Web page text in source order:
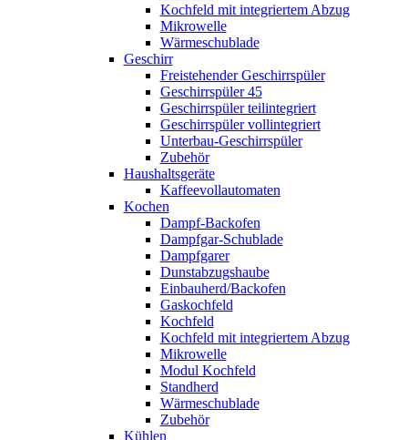
Kochfeld mit integriertem Abzug
Mikrowelle
Wärmeschublade
Geschirr
Freistehender Geschirrspüler
Geschirrspüler 45
Geschirrspüler teilintegriert
Geschirrspüler vollintegriert
Unterbau-Geschirrspüler
Zubehör
Haushaltsgeräte
Kaffeevollautomaten
Kochen
Dampf-Backofen
Dampfgar-Schublade
Dampfgarer
Dunstabzugshaube
Einbauherd/Backofen
Gaskochfeld
Kochfeld
Kochfeld mit integriertem Abzug
Mikrowelle
Modul Kochfeld
Standherd
Wärmeschublade
Zubehör
Kühlen